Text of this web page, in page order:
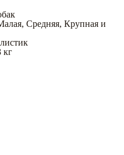
, Средняя, Крупная и
кг